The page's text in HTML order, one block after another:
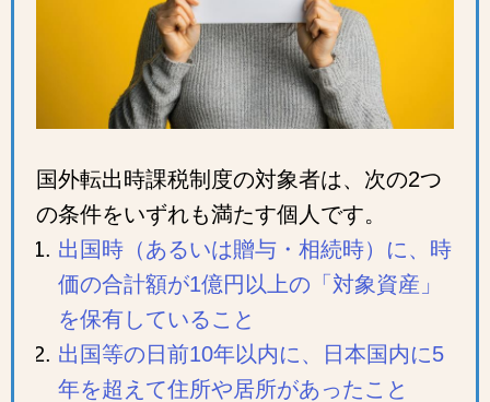
国外転出時課税制度の対象者は、次の2つ
の条件をいずれも満たす個人です。
出国時（あるいは贈与・相続時）に、時
価の合計額が1億円以上の「対象資産」
を保有していること
出国等の日前10年以内に、日本国内に5
年を超えて住所や居所があったこと